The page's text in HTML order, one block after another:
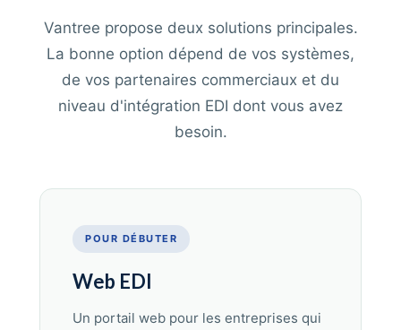
Vantree propose deux solutions principales.
La bonne option dépend de vos systèmes,
de vos partenaires commerciaux et du
niveau d'intégration EDI dont vous avez
besoin.
POUR DÉBUTER
Web EDI
Un portail web pour les entreprises qui